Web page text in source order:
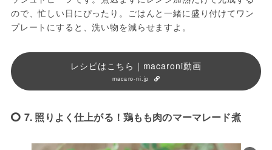
ので、忙しい日にぴったり。ごはんと一緒に盛り付けてワン
プレートにすると、洗い物を減らせますよ。
レシピはこちら｜macaroni動画
macaro-ni.jp
7. 照りよく仕上がる！鶏もも肉のマーマレード煮